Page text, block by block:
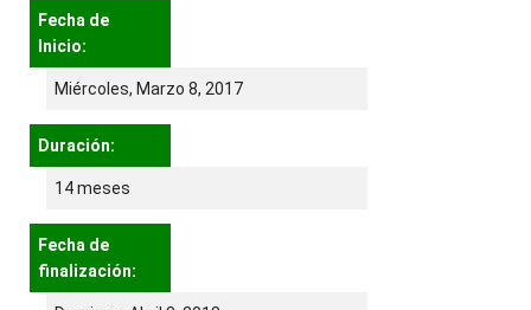
Fecha de
Inicio:
Miércoles, Marzo 8, 2017
Duración:
14 meses
Fecha de
finalización: